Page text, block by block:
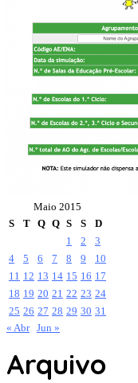
Maio 2015
S
T Q Q S S
D
1
2
3
4
5 6 7 8 9
10
11 12 13 14 15 16 17
18 19 20 21 22 23 24
25 26 27 28 29 30 31
« Abr Jun »
Arquivo